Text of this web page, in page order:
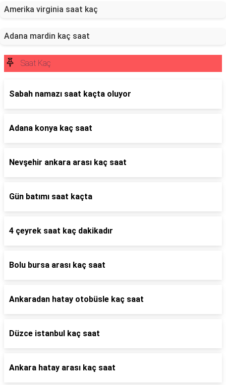
Amerika virginia saat kaç
Adana mardin kaç saat
Saat Kaç
Sabah namazı saat kaçta oluyor
Adana konya kaç saat
Nevşehir ankara arası kaç saat
Gün batımı saat kaçta
4 çeyrek saat kaç dakikadır
Bolu bursa arası kaç saat
Ankaradan hatay otobüsle kaç saat
Düzce istanbul kaç saat
Ankara hatay arası kaç saat